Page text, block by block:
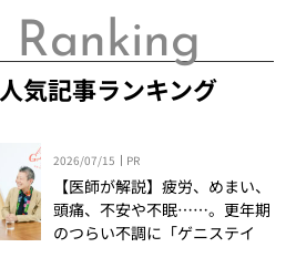
Ranking
人気記事ランキング
2026/07/15 PR
【医師が解説】疲労、めまい、
頭痛、不安や不眠……。更年期
のつらい不調に「ゲニステイ